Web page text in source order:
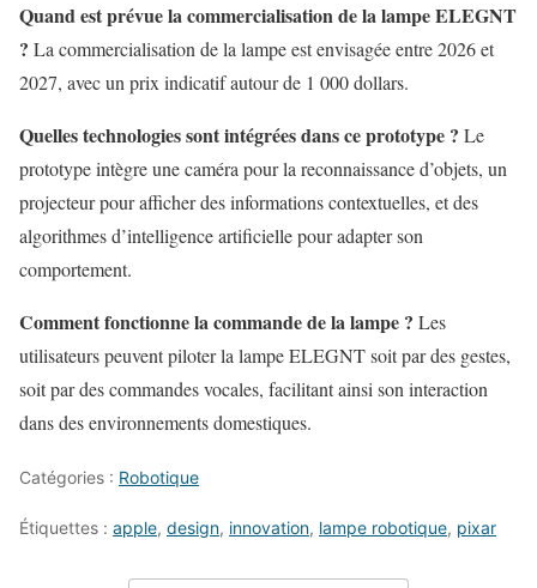
Quand est prévue la commercialisation de la lampe ELEGNT
? La commercialisation de la lampe est envisagée entre 2026 et
2027, avec un prix indicatif autour de 1 000 dollars.
Quelles technologies sont intégrées dans ce prototype ? Le
prototype intègre une caméra pour la reconnaissance d’objets, un
projecteur pour afficher des informations contextuelles, et des
algorithmes d’intelligence artificielle pour adapter son
comportement.
Comment fonctionne la commande de la lampe ? Les
utilisateurs peuvent piloter la lampe ELEGNT soit par des gestes,
soit par des commandes vocales, facilitant ainsi son interaction
dans des environnements domestiques.
Catégories : Robotique
Étiquettes : apple, design, innovation, lampe robotique, pixar